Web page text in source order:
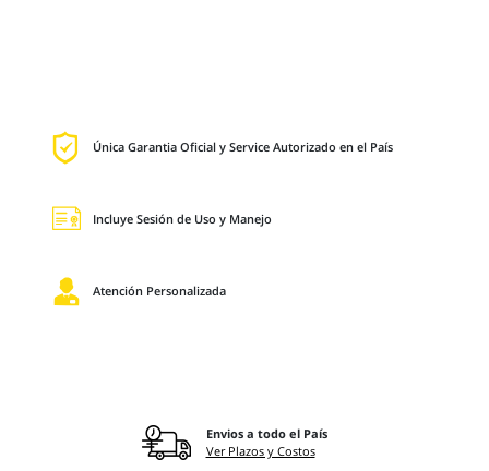
Única Garantia Oficial y Service Autorizado en el País
Incluye Sesión de Uso y Manejo
Atención Personalizada
Envios a todo el País
Ver Plazos y Costos